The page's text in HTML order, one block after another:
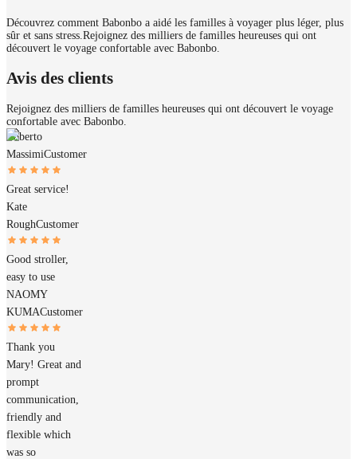
Découvrez comment Babonbo a aidé les familles à voyager plus léger, plus
sûr et sans stress. Rejoignez des milliers de familles heureuses qui ont
découvert le voyage confortable avec Babonbo.
Avis des clients
Rejoignez des milliers de familles heureuses qui ont découvert le voyage
confortable avec Babonbo.
Roberto
MassimiCustomer
Great service!
Kate
RoughCustomer
Good stroller,
easy to use
NAOMY
KUMACustomer
Thank you
Mary! Great and
prompt
communication,
friendly and
flexible which
was so